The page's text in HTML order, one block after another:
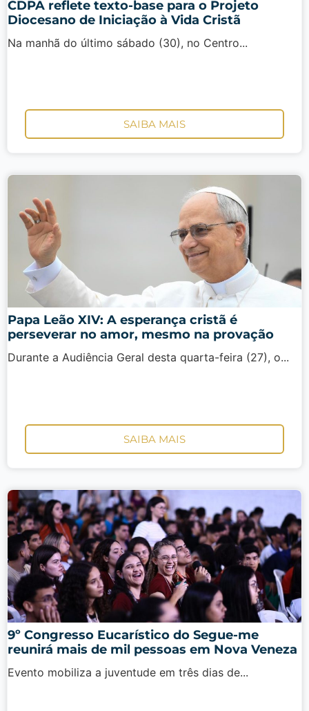
CDPA reflete texto-base para o Projeto
Diocesano de Iniciação à Vida Cristã
Na manhã do último sábado (30), no Centro...
SAIBA MAIS
Papa Leão XIV: A esperança cristã é
perseverar no amor, mesmo na provação
Durante a Audiência Geral desta quarta-feira (27), o...
SAIBA MAIS
9º Congresso Eucarístico do Segue-me
reunirá mais de mil pessoas em Nova Veneza
Evento mobiliza a juventude em três dias de...